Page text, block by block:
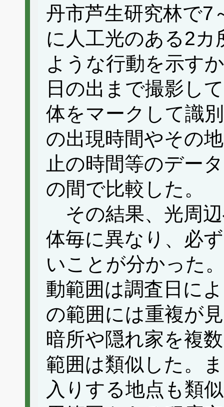
丹市芦生研究林で7
に人工光のある2
ような行動を示す
日の出まで撮影し
体をマークして識
の出現時間やその
止の時間等のデー
の間で比較した。
その結果、光周
体毎に異なり、必
いことが分かった
動範囲は調査日に
の範囲には重複が
暗所や隠れ家を複
範囲は類似した。
入りする地点も類